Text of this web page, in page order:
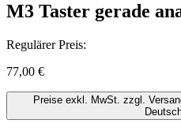
M3 Taster gerade
Regulärer Preis:
77,00 €
Preise exkl. MwSt. zzgl.